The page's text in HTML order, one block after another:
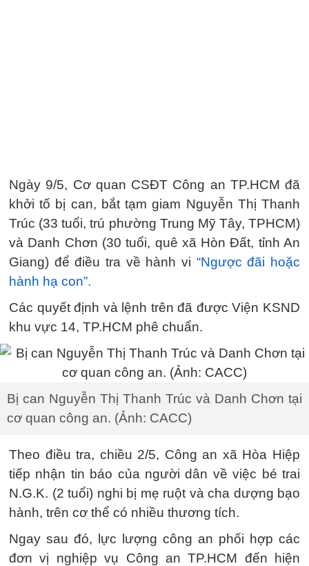
Ngày 9/5, Cơ quan CSĐT Công an TP.HCM đã
khởi tố bị can, bắt tạm giam Nguyễn Thị Thanh
Trúc (33 tuổi, trú phường Trung Mỹ Tây, TPHCM)
và Danh Chơn (30 tuổi, quê xã Hòn Đất, tỉnh An
Giang) để điều tra về hành vi “Ngược đãi hoặc
hành hạ con”.
Các quyết định và lệnh trên đã được Viện KSND
khu vực 14, TP.HCM phê chuẩn.
Bị can Nguyễn Thị Thanh Trúc và Danh Chơn tại
cơ quan công an. (Ảnh: CACC)
Theo điều tra, chiều 2/5, Công an xã Hòa Hiệp
tiếp nhận tin báo của người dân về việc bé trai
N.G.K. (2 tuổi) nghi bị mẹ ruột và cha dượng bạo
hành, trên cơ thể có nhiều thương tích.
Ngay sau đó, lực lượng công an phối hợp các
đơn vị nghiệp vụ Công an TP.HCM đến hiện